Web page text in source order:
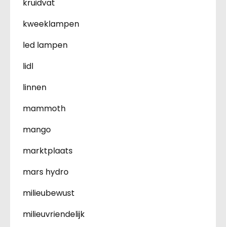
kruidvat
kweeklampen
led lampen
lidl
linnen
mammoth
mango
marktplaats
mars hydro
milieubewust
milieuvriendelijk